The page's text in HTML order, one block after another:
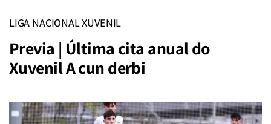
LIGA NACIONAL XUVENIL
Previa | Última cita anual do
Xuvenil A cun derbi